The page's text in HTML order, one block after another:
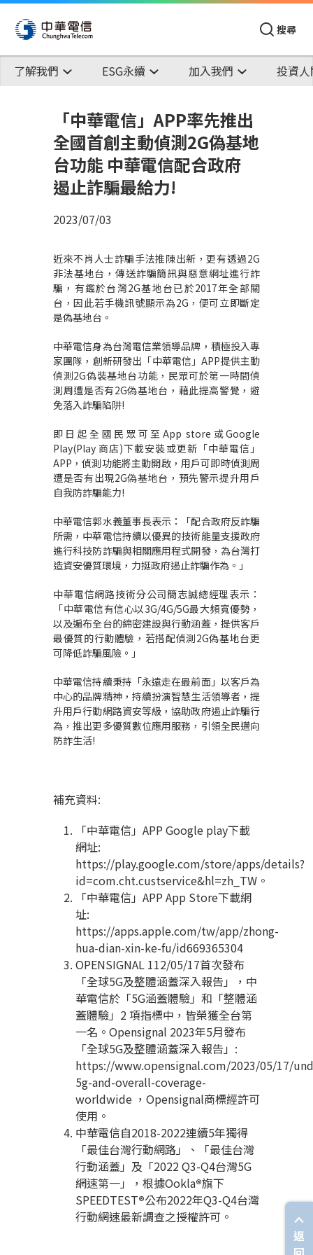
搜尋
了解我們 ESG永續 加入我們 投資
「中華電信」APP率先推出
全國首創主動偵測2G偽基地
台功能 中華電信配合政府
遏止詐騙最給力!
2023/07/03
近來不肖人士詐騙手法推陳出新，更有透過2G
非法基地台，傳送詐騙簡訊與惡意網址進行詐
騙，有鑑於台灣2G基地台已於2017年全部關
台，因此若手機訊號顯示為2G ，便可立即斷定
是偽基地台。
中華電信身為台灣電信業領導品牌，積極投入專
家團隊，創新研發出「中華電信」APP提供主動
偵測2G偽裝基地台功能，民眾可於第一時間偵
測周遭是否有2G偽基地台，藉此提高警覺，避
免落入詐騙陷阱!
即日起全國民眾可至 App store 或Google
Play(Play商店)下載安裝或更新「中華電信」
APP ，偵測功能將主動開啟，用戶可即時偵測周
遭是否有出現2G偽基地台，預先警示提升用戶
自我防詐騙能力!
中華電信郭水義董事長表示 ：
「配合政府反詐騙
所需，中華電信持續以優異的技術能量支援政府
進行科技防詐騙與相關應用程式開發，為台灣打
造資安優質環境，力挺政府遏止詐騙作為。」
中華電信網路技術分公司簡志誠總經理表示：
「中華電信有信心以3G/4G/5G最大頻寬優勢，
以及遍布全台的綿密建設與行動涵蓋，提供客戶
最優質的行動體驗，若搭配偵測2G偽基地台更
可降低詐騙風險。 」
中華電信持續秉持「永遠走在最前面」以客戶為
中心的品牌精神，持續扮演智慧生活領導者，提
升用戶行動網路資安等級，協助政府遏止詐騙行
為，推出更多優質數位應用服務，引領全民邁向
防詐生活!
補充資料:
「中華電信」APP Google play下載
網址:
https://play.google.com/store/apps/details?
id=com.cht.custservice&hl=zh_TW 。
「中華電信」APP App Store下載網
址:
https://apps.apple.com/tw/app/zhong-
hua-dian-xin-ke-fu/id669365304
OPENSIGNAL 112/05/17首次發布
「全球5G及整體涵蓋深入報告」，中
華電信於「5G涵蓋體驗」和「整體涵
蓋體驗」2 項指標中，皆榮獲全台第
一名。Opensignal 2023年5月發布
「全球5G及整體涵蓋深入報告」:
https://www.opensignal.com/2023/05/17/
5g-and-overall-coverage-
worldwide ，Opensignal商標經許可
使用。
中華電信自2018-2022連續5年獨得
「最佳台灣行動網路」、「最佳台灣
行動涵蓋」及「2022 Q3-Q4台灣5G
網速第一」，根據Ookla®旗下
SPEEDTEST®公布2022年Q3-Q4台灣
行動網速最新調查之授權許可。
返